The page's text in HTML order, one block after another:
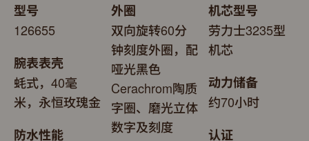
型号
126655
腕表表壳
蚝式，40毫
米，永恒玫瑰金
防水性能
外圈
双向旋转60分
钟刻度外圈，配
哑光黑色
Cerachrom陶质
字圈、磨光立体
数字及刻度
机芯型号
劳力士3235型
机芯
动力储备
约70小时
认证